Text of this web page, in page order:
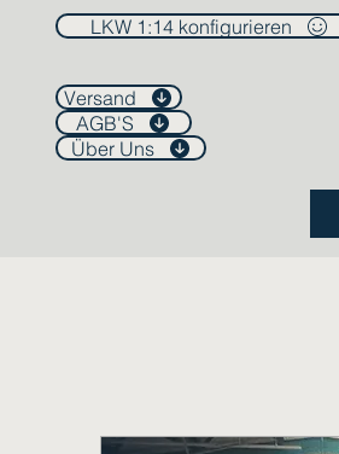
LKW 1:14 konfigurieren
Versand
AGB'S
Über Uns